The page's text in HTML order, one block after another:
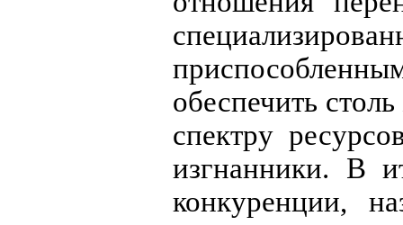
обеспечить
спектру
изгнанники. В
конкуренции,